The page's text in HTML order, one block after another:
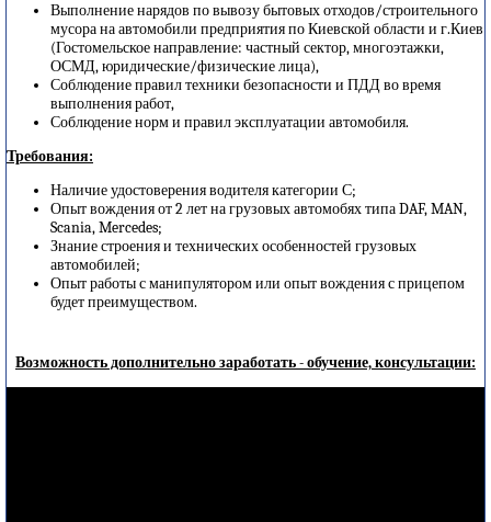
Выполнение нарядов по вывозу бытовых отходов/строительного
мусора на автомобили предприятия по Киевской области и г.Киев
(Гостомельское направление: частный сектор, многоэтажки,
ОСМД, юридические/физические лица),
Соблюдение правил техники безопасности и ПДД во время
выполнения работ,
Соблюдение норм и правил эксплуатации автомобиля.
Требования:
Наличие удостоверения водителя категории С;
Опыт вождения от 2 лет на грузовых автомобях типа DAF, MAN,
Scania, Mercedes;
Знание строения и технических особенностей грузовых
автомобилей;
Опыт работы с манипулятором или опыт вождения с прицепом
будет преимуществом.
Возможность дополнительно заработать - обучение, консультации: